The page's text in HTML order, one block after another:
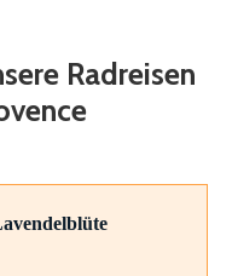
Radreisen